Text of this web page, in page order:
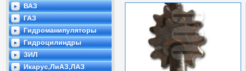
ВАЗ
ГАЗ
Гидроманипуляторы
Гидроцилиндры
ЗИЛ
Икарус,ЛиАЗ,ЛАЗ